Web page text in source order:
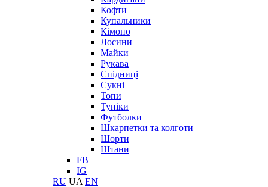
Кофти
Купальники
Кімоно
Лосини
Майки
Рукава
Спідниці
Сукні
Топи
Туніки
Футболки
Шкарпетки та колготи
Шорти
Штани
FB
IG
RU UA EN